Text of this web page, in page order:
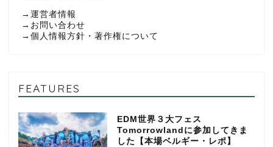
→ 運営者情報
→ お問い合わせ
→ 個人情報方針・著作権について
FEATURES
EDM世界３大フェス
Tomorrowlandに参加してきま
した【本場ベルギー・レポ】